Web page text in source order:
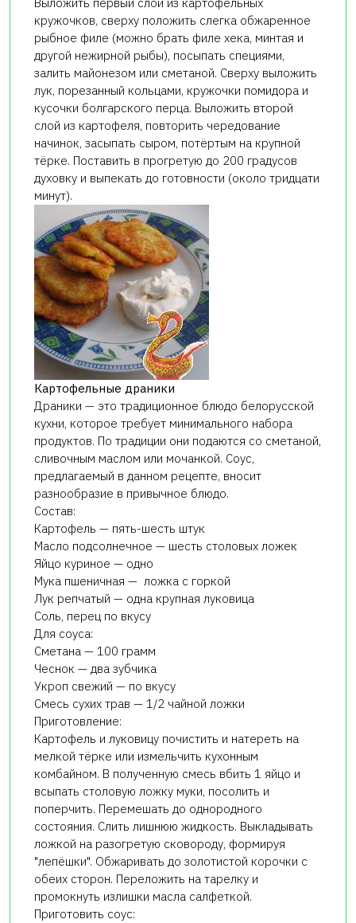
Выложить первый слой из картофельных
кружочков, сверху положить слегка обжаренное
рыбное филе (можно брать филе хека, минтая и
другой нежирной рыбы), посыпать специями,
залить майонезом или сметаной. Сверху выложить
лук, порезанный кольцами, кружочки помидора и
кусочки болгарского перца. Выложить второй
слой из картофеля, повторить чередование
начинок, засыпать сыром, потёртым на крупной
тёрке. Поставить в прогретую до 200 градусов
духовку и выпекать до готовности (около тридцати
минут).
Картофельные драники
Драники — это традиционное блюдо белорусской
кухни, которое требует минимального набора
продуктов. По традиции они подаются со сметаной,
сливочным маслом или мочанкой. Соус,
предлагаемый в данном рецепте, вносит
разнообразие в привычное блюдо.
Состав:
Картофель — пять-шесть штук
Масло подсолнечное — шесть столовых ложек
Яйцо куриное — одно
Мука пшеничная — ложка с горкой
Лук репчатый — одна крупная луковица
Соль, перец по вкусу
Для соуса:
Сметана — 100 грамм
Чеснок — два зубчика
Укроп свежий — по вкусу
Смесь сухих трав — 1/2 чайной ложки
Приготовление:
Картофель и луковицу почистить и натереть на
мелкой тёрке или измельчить кухонным
комбайном. В полученную смесь вбить 1 яйцо и
всыпать столовую ложку муки, посолить и
поперчить. Перемешать до однородного
состояния. Слить лишнюю жидкость. Выкладывать
ложкой на разогретую сковороду, формируя
"лепёшки". Обжаривать до золотистой корочки с
обеих сторон. Переложить на тарелку и
промокнуть излишки масла салфеткой.
Приготовить соус: